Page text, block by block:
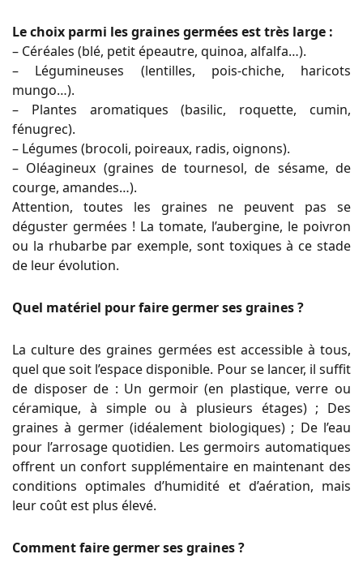
Le choix parmi les graines germées est très large :
– Céréales (blé, petit épeautre, quinoa, alfalfa…).
– Légumineuses (lentilles, pois-chiche, haricots
mungo…).
– Plantes aromatiques (basilic, roquette, cumin,
fénugrec).
– Légumes (brocoli, poireaux, radis, oignons).
– Oléagineux (graines de tournesol, de sésame, de
courge, amandes…).
Attention, toutes les graines ne peuvent pas se
déguster germées ! La tomate, l’aubergine, le poivron
ou la rhubarbe par exemple, sont toxiques à ce stade
de leur évolution.
Quel matériel pour faire germer ses graines ?
La culture des graines germées est accessible à tous,
quel que soit l’espace disponible. Pour se lancer, il suffit
de disposer de : Un germoir (en plastique, verre ou
céramique, à simple ou à plusieurs étages) ; Des
graines à germer (idéalement biologiques) ; De l’eau
pour l’arrosage quotidien. Les germoirs automatiques
offrent un confort supplémentaire en maintenant des
conditions optimales d’humidité et d’aération, mais
leur coût est plus élevé.
Comment faire germer ses graines ?